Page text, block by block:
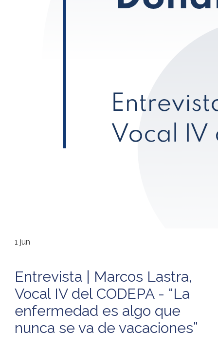
1 jun
Entrevista | Marcos Lastra,
Vocal IV del CODEPA - “La
enfermedad es algo que
nunca se va de vacaciones”